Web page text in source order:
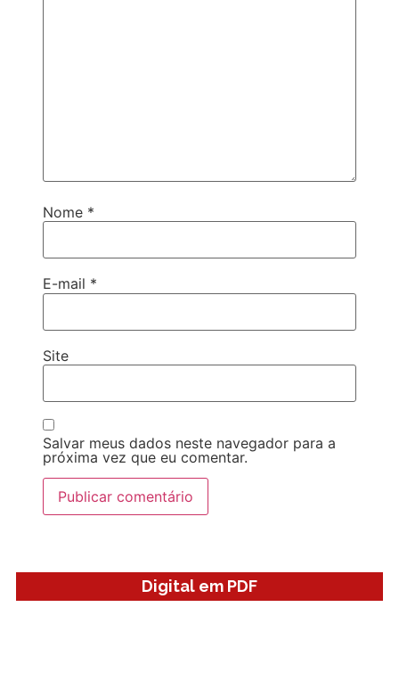
Nome *
E-mail *
Site
Salvar meus dados neste navegador para a
próxima vez que eu comentar.
Digital em PDF